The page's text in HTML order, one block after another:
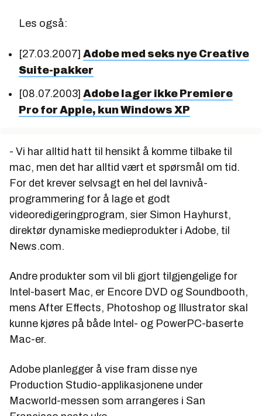
Les også:
[27.03.2007] Adobe med seks nye Creative
Suite-pakker
[08.07.2003] Adobe lager ikke Premiere
Pro for Apple, kun Windows XP
- Vi har alltid hatt til hensikt å komme tilbake til
mac, men det har alltid vært et spørsmål om tid.
For det krever selvsagt en hel del lavnivå-
programmering for å lage et godt
videoredigeringprogram, sier Simon Hayhurst,
direktør dynamiske medieprodukter i Adobe, til
News.com.
Andre produkter som vil bli gjort tilgjengelige for
Intel-basert Mac, er Encore DVD og Soundbooth,
mens After Effects, Photoshop og Illustrator skal
kunne kjøres på både Intel- og PowerPC-baserte
Mac-er.
Adobe planlegger å vise fram disse nye
Production Studio-applikasjonene under
Macworld-messen som arrangeres i San